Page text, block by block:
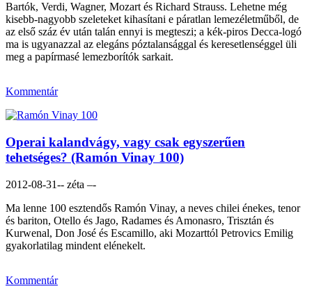
Bartók, Verdi, Wagner, Mozart és Richard Strauss. Lehetne még
kisebb-nagyobb szeleteket kihasítani e páratlan lemezéletműből, de
az első száz év után talán ennyi is megteszi; a kék-piros Decca-logó
ma is ugyanazzal az elegáns póztalansággal és keresetlenséggel üli
meg a papírmasé lemezborítók sarkait.
Kommentár
Operai kalandvágy, vagy csak egyszerűen
tehetséges? (Ramón Vinay 100)
2012-08-31-- zéta –-
Ma lenne 100 esztendős Ramón Vinay, a neves chilei énekes, tenor
és bariton, Otello és Jago, Radames és Amonasro, Trisztán és
Kurwenal, Don José és Escamillo, aki Mozarttól Petrovics Emilig
gyakorlatilag mindent elénekelt.
Kommentár